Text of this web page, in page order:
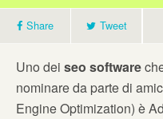
Share Tweet
Uno dei seo software
nominare da parte di
Engine Optimization) è